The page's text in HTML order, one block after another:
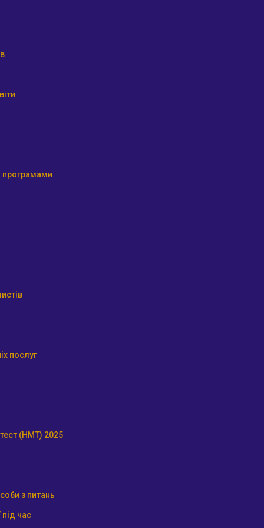
програмами
послуг
(НМТ) 2025
з питань
під час